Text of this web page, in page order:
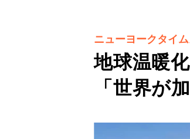
地球温暖
「世界が
ニューヨークタイ